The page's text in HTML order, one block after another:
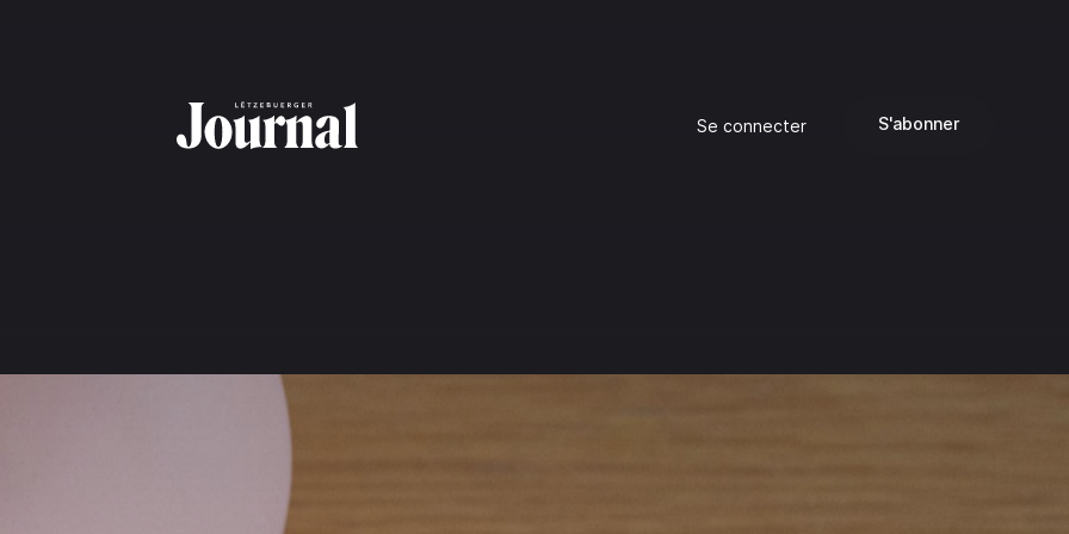
Se connecter S'abonner